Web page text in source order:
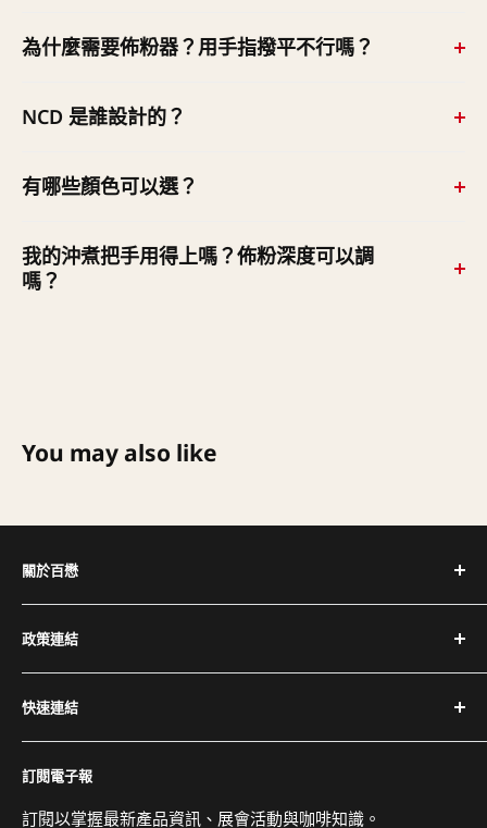
在填壓之前更均一；佈粉完成後仍需用填壓器填壓。它是
為什麼需要佈粉器？用手指撥平不行嗎？
「穿洞（隧道）」效應，導致每杯品質不穩定。在填壓前
粉品質。
NCD 是誰設計的？
Sestic 設計研發，從比賽級的萃取一致性需求出發做成的
有哪些顏色可以選？
我的沖煮把手用得上嗎？佈粉深度可以調
嗎？
You may also like
關於百懋
提供完整設備與專業維修服務。
電話：(02) 2504-1425
Email：service@cojaft.com.tw
政策連結
隱私權政策
退換貨與退款政策
運送政策
服務條款
快速連結
關於百懋
客戶案例
聯絡我們
訂閱電子報
訂閱以掌握最新產品資訊、展會活動與咖啡知識。